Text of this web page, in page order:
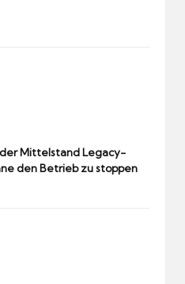
Mittelstand Legacy-
den Betrieb zu stoppen